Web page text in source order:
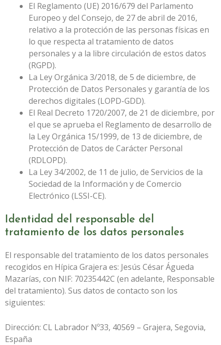
El Reglamento (UE) 2016/679 del Parlamento
Europeo y del Consejo, de 27 de abril de 2016,
relativo a la protección de las personas físicas en
lo que respecta al tratamiento de datos
personales y a la libre circulación de estos datos
(RGPD).
La Ley Orgánica 3/2018, de 5 de diciembre, de
Protección de Datos Personales y garantía de los
derechos digitales (LOPD-GDD).
El Real Decreto 1720/2007, de 21 de diciembre, por
el que se aprueba el Reglamento de desarrollo de
la Ley Orgánica 15/1999, de 13 de diciembre, de
Protección de Datos de Carácter Personal
(RDLOPD).
La Ley 34/2002, de 11 de julio, de Servicios de la
Sociedad de la Información y de Comercio
Electrónico (LSSI-CE).
Identidad del responsable del
tratamiento de los datos personales
El responsable del tratamiento de los datos personales
recogidos en Hípica Grajera es: Jesús César Águeda
Mazarías, con NIF: 70235442C (en adelante, Responsable
del tratamiento). Sus datos de contacto son los
siguientes:
Dirección: CL Labrador Nº33, 40569 – Grajera, Segovia,
España